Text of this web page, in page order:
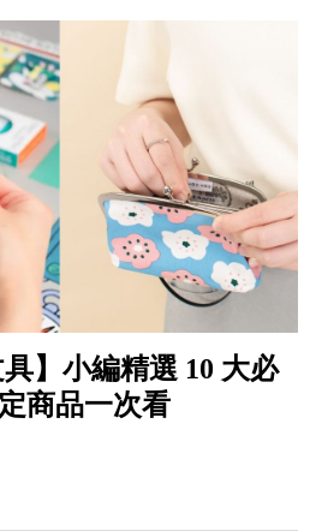
具】小編精選 10 大必
商品一次看